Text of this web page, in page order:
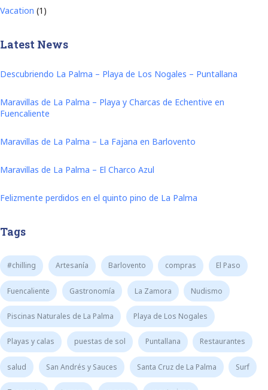
Vacation (1)
Latest News
Descubriendo La Palma – Playa de Los Nogales – Puntallana
Maravillas de La Palma – Playa y Charcas de Echentive en
Fuencaliente
Maravillas de La Palma – La Fajana en Barlovento
Maravillas de La Palma – El Charco Azul
Felizmente perdidos en el quinto pino de La Palma
Tags
#chilling Artesanía Barlovento compras El Paso
Fuencaliente Gastronomía La Zamora Nudismo
Piscinas Naturales de La Palma Playa de Los Nogales
Playas y calas puestas de sol Puntallana Restaurantes
salud San Andrés y Sauces Santa Cruz de La Palma Surf